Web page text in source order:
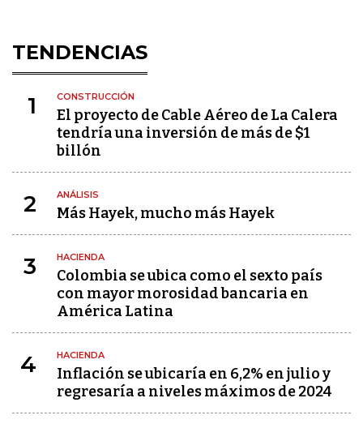
TENDENCIAS
1 CONSTRUCCIÓN
El proyecto de Cable Aéreo de La Calera
tendría una inversión de más de $1
billón
2 ANÁLISIS
Más Hayek, mucho más Hayek
3 HACIENDA
Colombia se ubica como el sexto país
con mayor morosidad bancaria en
América Latina
4 HACIENDA
Inflación se ubicaría en 6,2% en julio y
regresaría a niveles máximos de 2024